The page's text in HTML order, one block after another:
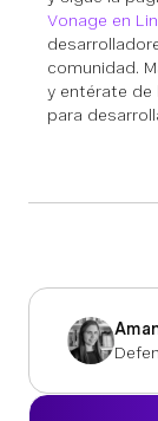
Vonage en
comunidad.
y entérate de
para